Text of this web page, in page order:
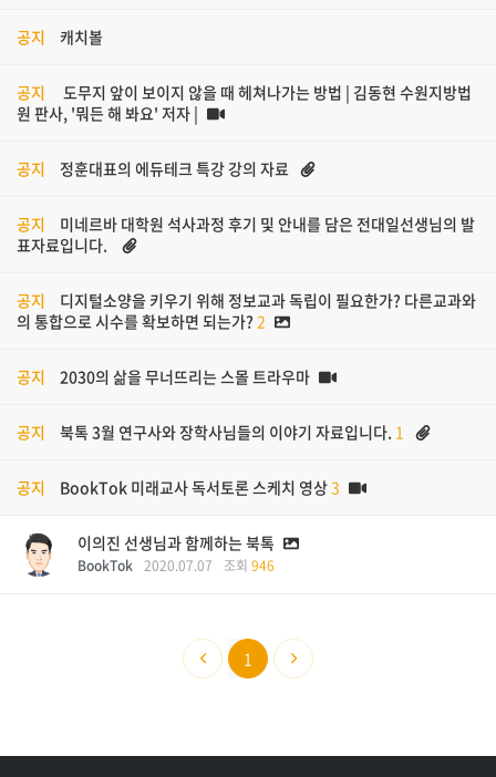
공지 캐치볼
공지
도무지 앞이 보이지 않을 때 헤쳐나가는 방법 | 김동현 수원지방법
원 판사, '뭐든 해 봐요' 저자 |
공지 정훈대표의 에듀테크 특강 강의 자료
공지
미네르바 대학원 석사과정 후기 및 안내를 담은 전대일선생님의 발
표자료입니다.
공지
디지털소양을 키우기 위해 정보교과 독립이 필요한가? 다른교과와
의 통합으로 시수를 확보하면 되는가? 2
공지 2030의 삶을 무너뜨리는 스몰 트라우마
공지 북톡 3월 연구사와 장학사님들의 이야기 자료입니다. 1
공지 BookTok 미래교사 독서토론 스케치 영상3
이의진 선생님과 함께하는 북톡
BookTok 2020.07.07 조회 946
1